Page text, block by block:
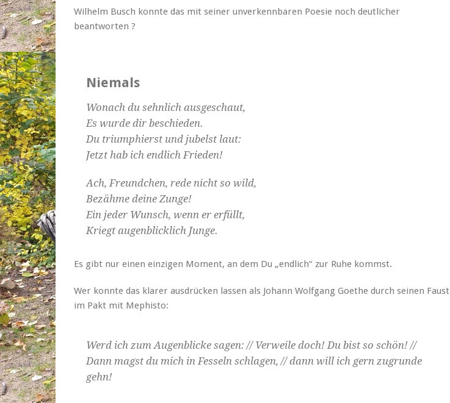
Wilhelm Busch konnte das mit seiner unverkennbaren Poesie noch deutlicher
beantworten ?
Niemals
Wonach du sehnlich ausgeschaut,
Es wurde dir beschieden.
Du triumphierst und jubelst laut:
Jetzt hab ich endlich Frieden!
Ach, Freundchen, rede nicht so wild,
Bezähme deine Zunge!
Ein jeder Wunsch, wenn er erfüllt,
Kriegt augenblicklich Junge.
Es gibt nur einen einzigen Moment, an dem Du „endlich“ zur Ruhe kommst.
Wer konnte das klarer ausdrücken lassen als Johann Wolfgang Goethe durch seinen Faust
im Pakt mit Mephisto:
Werd ich zum Augenblicke sagen: // Verweile doch! Du bist so schön! //
Dann magst du mich in Fesseln schlagen, // dann will ich gern zugrunde
gehn!